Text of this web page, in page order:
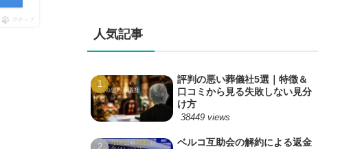
ポチップ
人気記事
評判の悪い葬儀社5選｜特徴＆
口コミから見る失敗しない見分
け方
38449 views
ベルコ互助会の解約による返金